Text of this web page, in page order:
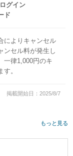
グイン
ド
によりキャンセル
ンセル料が発生し
一律1,000円のキ
。
掲載開始日：2025/8/7
もっと見る